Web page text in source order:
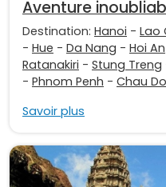
Aventure
Destination: Hanoi - Lao
- Hue - Da Nang - Hoi An
Ratanakiri - Stung Treng
- Phnom Penh - Chau
Savoir plus